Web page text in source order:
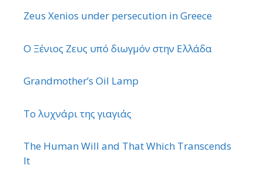
Zeus Xenios under persecution in Greece
Ο Ξένιος Ζευς υπό διωγμόν στην Ελλάδα
Grandmother’s Oil Lamp
Το λυχνάρι της γιαγιάς
The Human Will and That Which Transcends
It